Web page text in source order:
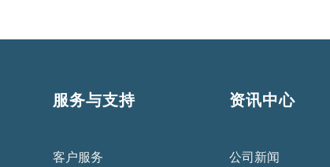
服务与支持
客户服务
资讯中心
公司新闻